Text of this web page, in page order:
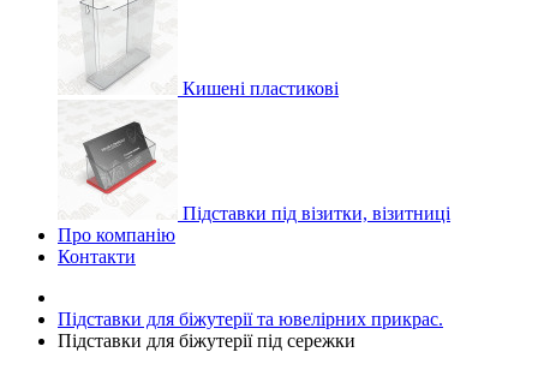
Кишені пластикові
Підставки під візитки, візитниці
Про компанію
Контакти
Підставки для біжутерії та ювелірниx прикрас.
Підставки для біжутерії під сережки